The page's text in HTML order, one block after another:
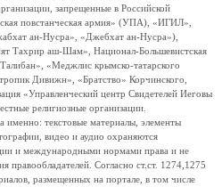
запрещенные в Российской
повстанческая армия» (УПА), «ИГИЛ»,
ан-Нусра», «Джебхат ан-Нусра»),
Тахрир аш-Шам», Национал-Большевистская
«Меджлис крымско-татарского
Дивижн», «Братство» Корчинского,
«Управленческий центр Свидетелей Иеговы
религиозные организации.
текстовые материалы, элементы
видео и аудио охраняются
и международными нормами права и не
правообладателей. Согласно ст.ст. 1274,1275
размещенных на портале, в том числе